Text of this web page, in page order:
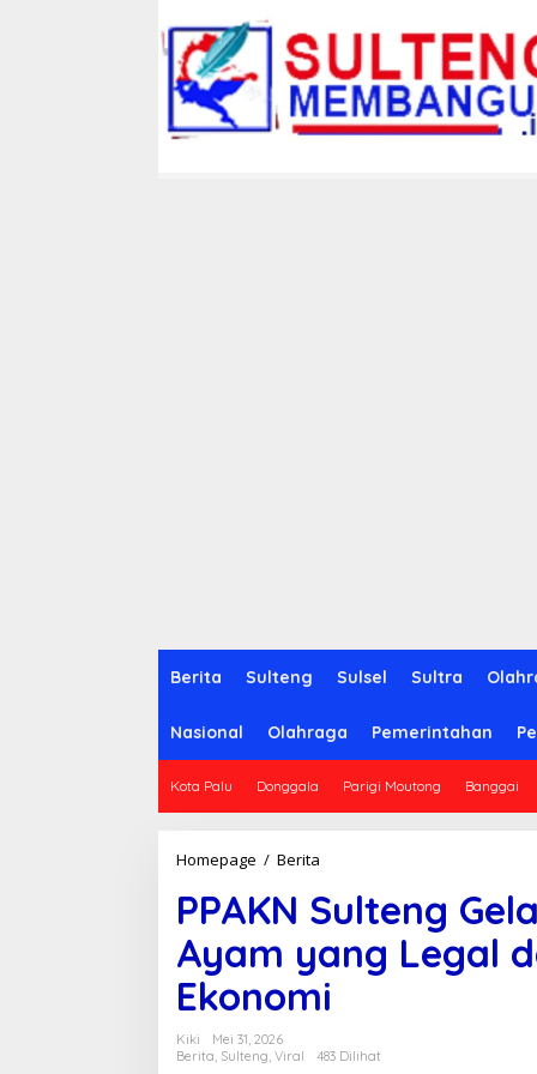
Berita Sulteng Sulsel Sultra
Nasional Olahraga Pemerintahan
Kota Palu Donggala Parigi Moutong Banggai
Homepage / Berita
A
K
N
S
u
e
PPAKN Sulteng
Ayam yang Legal
Ekonomi
Kiki
Mei 31, 2026
Berita, Sulteng, Viral 483 Dilihat